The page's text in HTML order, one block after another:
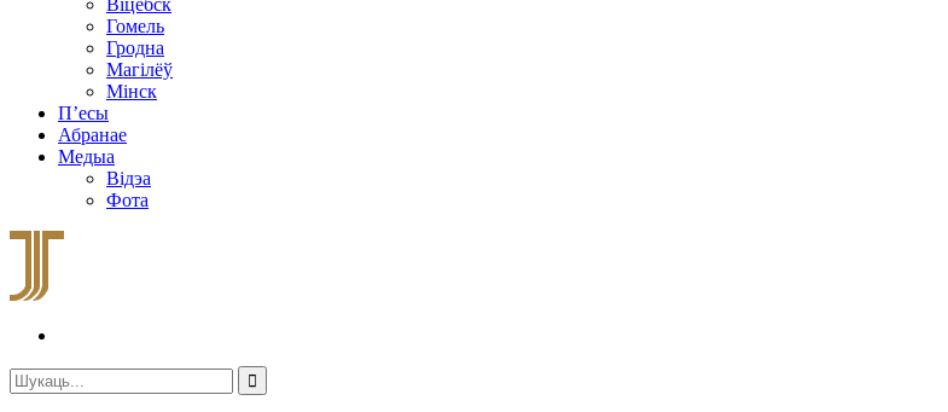
Віцебск
Гомель
Гродна
Магілёў
Мінск
П’есы
Абранае
Медыа
Відэа
Фота